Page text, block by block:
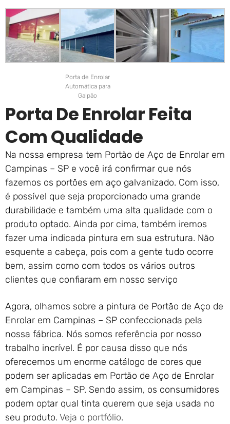
Porta de Enrolar
Automática para
Galpão
Porta De Enrolar Feita
Com Qualidade
Na nossa empresa tem Portão de Aço de Enrolar em
Campinas – SP e você irá confirmar que nós
fazemos os portões em aço galvanizado. Com isso,
é possível que seja proporcionado uma grande
durabilidade e também uma alta qualidade com o
produto optado. Ainda por cima, também iremos
fazer uma indicada pintura em sua estrutura. Não
esquente a cabeça, pois com a gente tudo ocorre
bem, assim como com todos os vários outros
clientes que confiaram em nosso serviço
Agora, olhamos sobre a pintura de Portão de Aço de
Enrolar em Campinas – SP confeccionada pela
nossa fábrica. Nós somos referência por nosso
trabalho incrível. É por causa disso que nós
oferecemos um enorme catálogo de cores que
podem ser aplicadas em Portão de Aço de Enrolar
em Campinas – SP. Sendo assim, os consumidores
podem optar qual tinta querem que seja usada no
seu produto. Veja o portfólio.